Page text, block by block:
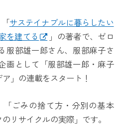
サステイナブルに暮らしたい
を建てる
」の著者で、ゼロ
服部雄一郎さん、服部麻子さ
画として「服部雄一郎・麻子
」の連載をスタート！
ごみの捨て方・分別の基本
サイクルの実際」です。